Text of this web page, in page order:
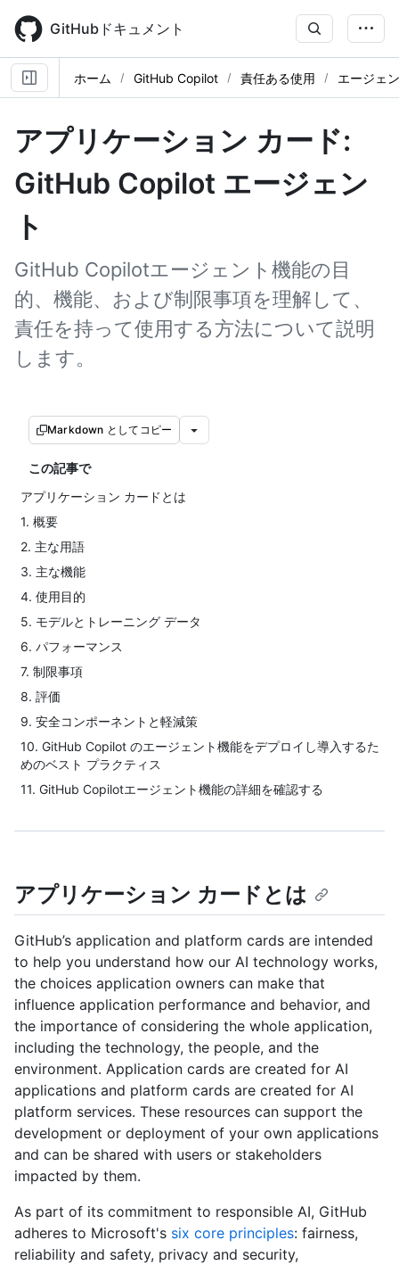
main
content
GitHubドキュメント
ホーム GitHub Copilot 責任ある使用 エージェ
アプリケーション カード:
GitHub Copilot エージェン
ト
GitHub Copilotエージェント機能の目
的、機能、および制限事項を理解して、
責任を持って使用する方法について説明
します。
Markdown としてコピー
この記事で
アプリケーション カードとは
1. 概要
2. 主な用語
3. 主な機能
4. 使用目的
5. モデルとトレーニング データ
6. パフォーマンス
7. 制限事項
8. 評価
9. 安全コンポーネントと軽減策
10. GitHub Copilot のエージェント機能をデプロイし導入するた
めのベスト プラクティス
11. GitHub Copilotエージェント機能の詳細を確認する
アプリケーション カードとは
GitHub’s application and platform cards are intended
to help you understand how our AI technology works,
the choices application owners can make that
influence application performance and behavior, and
the importance of considering the whole application,
including the technology, the people, and the
environment. Application cards are created for AI
applications and platform cards are created for AI
platform services. These resources can support the
development or deployment of your own applications
and can be shared with users or stakeholders
impacted by them.
As part of its commitment to responsible AI, GitHub
adheres to Microsoft's six core principles: fairness,
reliability and safety, privacy and security,